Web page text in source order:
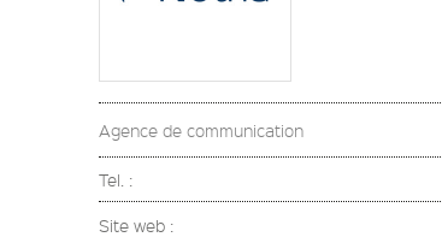
Agence de communication
Tel. :
Site web :